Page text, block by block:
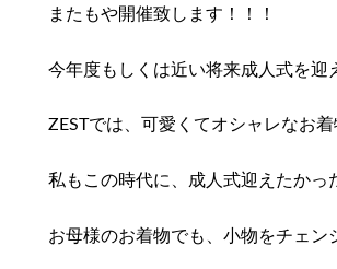
またもや開催致します！！！
今年度もしくは近い将来成人式を
ZESTでは、可愛くてオシャレなお
私もこの時代に、成人式迎えたかっ
お母様のお着物でも、小物をチェ